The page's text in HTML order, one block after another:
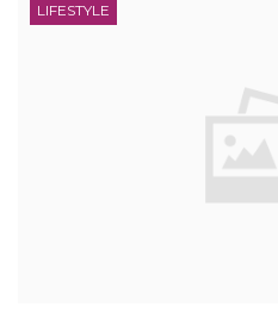
LIFESTYLE